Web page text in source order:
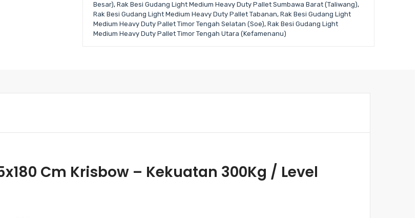
Besar), Rak Besi Gudang Light Medium Heavy Duty Pallet Sumbawa Barat (Taliwang),
Rak Besi Gudang Light Medium Heavy Duty Pallet Tabanan, Rak Besi Gudang Light
Medium Heavy Duty Pallet Timor Tengah Selatan (Soe), Rak Besi Gudang Light
Medium Heavy Duty Pallet Timor Tengah Utara (Kefamenanu)
Cm Krisbow – Kekuatan 300Kg / Level